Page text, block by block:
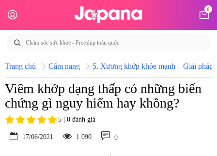
0
Trang chủ Cẩm nang 5. Xương khớp khỏe mạnh – Giải pháp
Viêm khớp dạng thấp có những biến
chứng gì nguy hiểm hay không?
5 | 0 đánh giá
17/06/2021 1.090 0